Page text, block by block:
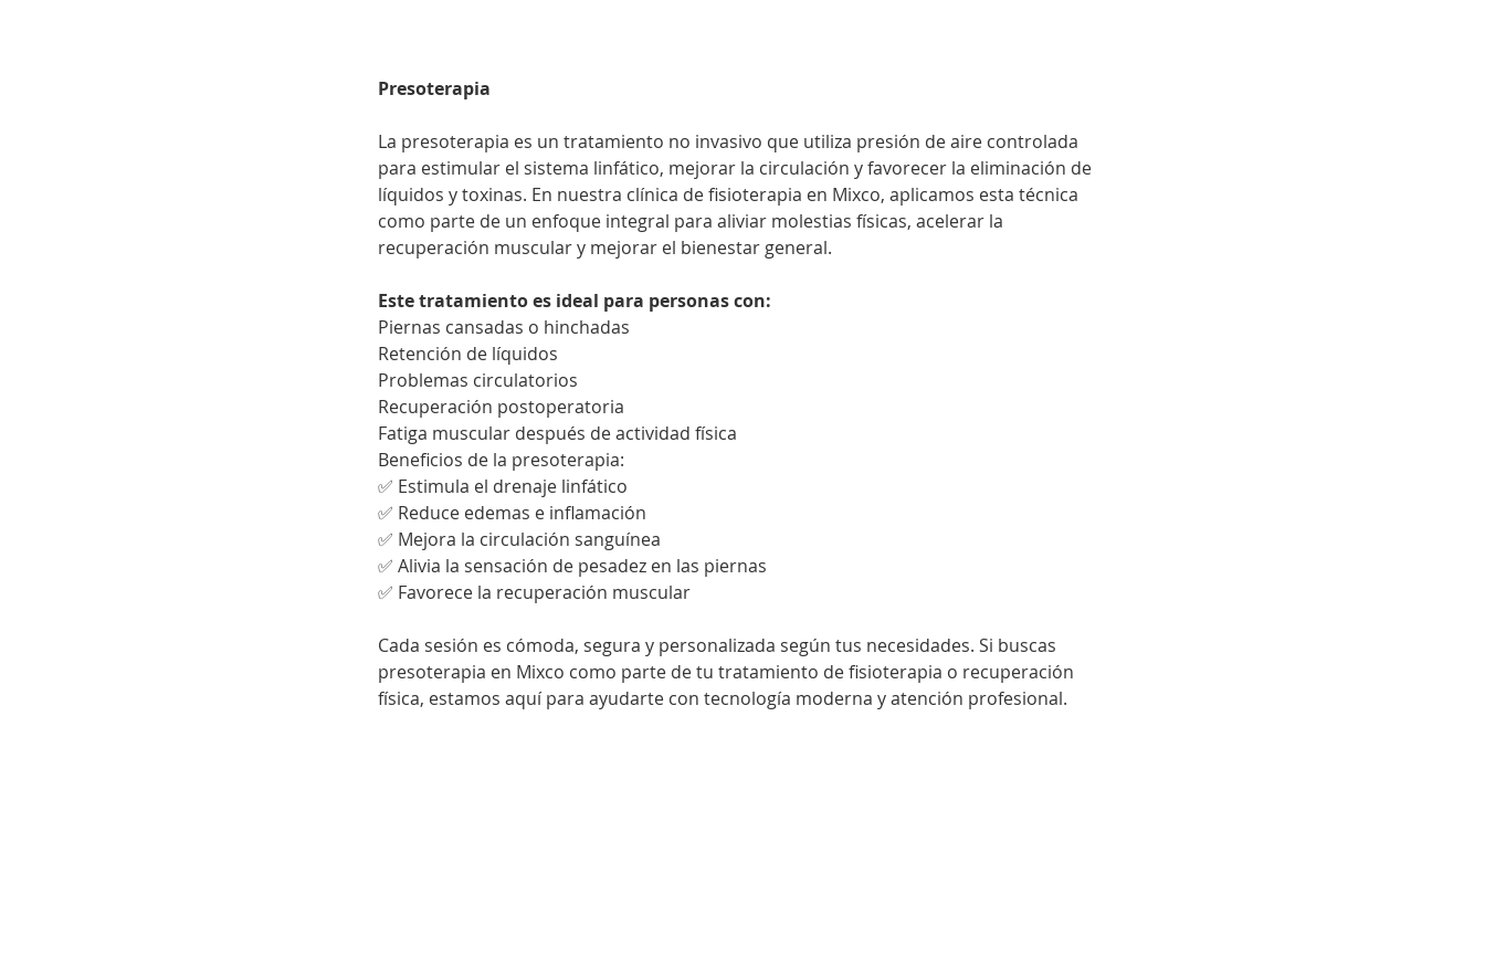
Presoterapia
La presoterapia es un tratamiento no invasivo que utiliza presión de aire controlada
para estimular el sistema linfático, mejorar la circulación y favorecer la eliminación de
líquidos y toxinas. En nuestra clínica de fisioterapia en Mixco, aplicamos esta técnica
como parte de un enfoque integral para aliviar molestias físicas, acelerar la
recuperación muscular y mejorar el bienestar general.
Este tratamiento es ideal para personas con:
Piernas cansadas o hinchadas
Retención de líquidos
Problemas circulatorios
Recuperación postoperatoria
Fatiga muscular después de actividad física
Beneficios de la presoterapia:
✅ Estimula el drenaje linfático
✅ Reduce edemas e inflamación
✅ Mejora la circulación sanguínea
✅ Alivia la sensación de pesadez en las piernas
✅ Favorece la recuperación muscular
Cada sesión es cómoda, segura y personalizada según tus necesidades. Si buscas
presoterapia en Mixco como parte de tu tratamiento de fisioterapia o recuperación
física, estamos aquí para ayudarte con tecnología moderna y atención profesional.